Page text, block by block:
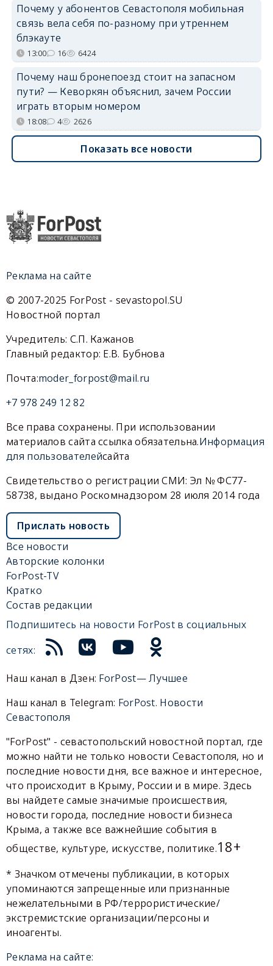
Почему у абонентов Севастополя мобильная
связь вела себя по-разному при утреннем
блэкауте
13:00 16 6424
Почему наш бронепоезд стоит на запасном
пути? — Кеворкян объяснил, зачем России
играть вторым номером
18:08 4 2626
Показать все новости
Реклама на сайте
© 2007-2025 ForPost - sevastopol.SU
Новостной портал
Учредитель: С.П. Кажанов
Главный редактор: Е.В. Бубнова
Почта:moder_forpost@mail.ru
+7 978 249 12 82
Все права сохранены. При использовании
материалов сайта ссылка обязательна.Информация
для пользователейсайта
Свидетельство о регистрации СМИ: Эл № ФС77-
58738, выдано Роскомнадзором 28 июля 2014 года
Прислать новость
Все новости
Авторские колонки
ForPost-TV
Кратко
Состав редакции
Подпишитесь на новости ForPost в социальных
сетях:
Наш канал в Дзен: ForPost— Лучшее
Наш канал в Telegram: ForPost. Новости
Севастополя
"ForPost" - севастопольский новостной портал, где
можно найти не только новости Севастополя, но и
последние новости дня, все важное и интересное,
что происходит в Крыму, России и в мире. Здесь
вы найдете самые значимые происшествия,
новости города, последние новости бизнеса
Крыма, а также все важнейшие события в
обществе, культуре, искусстве, политике.18+
* Значком отмечены публикации, в которых
упоминаются запрещенные или признанные
нежелательными в РФ/террористические/
экстремистские организации/персоны и
иноагенты.
Реклама на сайте: